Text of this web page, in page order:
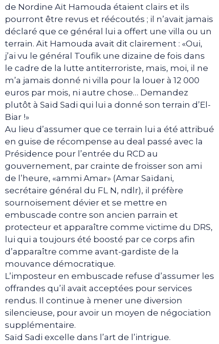
de Nordine Aït Hamouda étaient clairs et ils
pourront être revus et réécoutés ; il n’avait jamais
déclaré que ce général lui a offert une villa ou un
terrain. Aït Hamouda avait dit clairement : «Oui,
j’ai vu le général Toufik une dizaine de fois dans
le cadre de la lutte antiterroriste, mais, moi, il ne
m’a jamais donné ni villa pour la louer à 12 000
euros par mois, ni autre chose… Demandez
plutôt à Saïd Sadi qui lui a donné son terrain d’El-
Biar !»
Au lieu d’assumer que ce terrain lui a été attribué
en guise de récompense au deal passé avec la
Présidence pour l’entrée du RCD au
gouvernement, par crainte de froisser son ami
de l’heure, «ammi Amar» (Amar Saïdani,
secrétaire général du FL N, ndlr), il préfère
sournoisement dévier et se mettre en
embuscade contre son ancien parrain et
protecteur et apparaître comme victime du DRS,
lui qui a toujours été boosté par ce corps afin
d’apparaître comme avant-gardiste de la
mouvance démocratique.
L’imposteur en embuscade refuse d’assumer les
offrandes qu’il avait acceptées pour services
rendus. Il continue à mener une diversion
silencieuse, pour avoir un moyen de négociation
supplémentaire.
Saïd Sadi excelle dans l’art de l’intrigue.